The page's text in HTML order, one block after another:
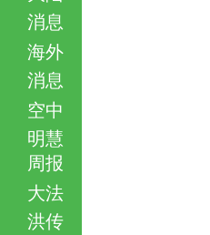
消息
海外
消息
空中
明慧
周报
大法
洪传